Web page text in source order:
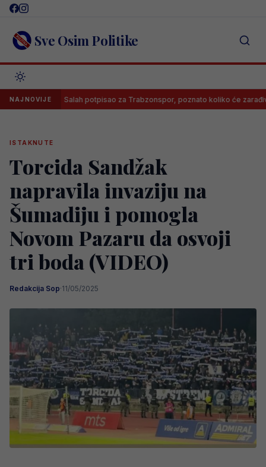
Skip
content Sve Osim Politike
NAJNOVIJE
Salah potpisao za Trabzonspor, poznato koliko će zarađivati
ISTAKNUTE
Torcida Sandžak
napravila invaziju na
Šumadiju i pomogla
Novom Pazaru da osvoji
tri boda (VIDEO)
Redakcija Sop·11/05/2025